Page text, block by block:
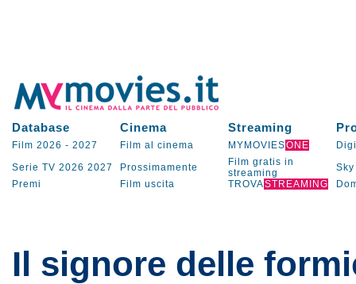
Database Cinema Streaming
Film 2026 - 2027 Film al cinema MYMOVIESONE
Serie TV 2026 2027 Prossimamente
Film gratis in
streaming
Sky
Premi
Film uscita TROVASTREAMING
Il signore delle